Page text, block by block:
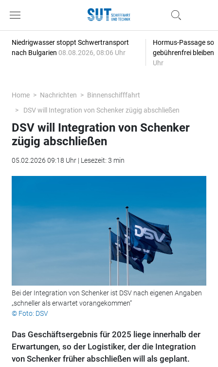
Niedrigwasser stoppt Schwertransport
nach Bulgarien 08.08.2026, 08:06 Uhr
Hormus-Passage
gebührenfrei bleiben
Uhr
Home Nachrichten
Binnenschifffahrt
DSV will Integration von Schenker zügig abschließen
DSV will Integration von Schenker
zügig abschließen
05.02.2026 09:18 Uhr | Lesezeit: 3 min
Bei der Integration von Schenker ist DSV nach eigenen Angaben
„schneller als erwartet vorangekommen“
© Foto: DSV
Das Geschäftsergebnis für 2025 liege innerhalb der
Erwartungen, so der Logistiker, der die Integration
von Schenker früher abschließen will als geplant.